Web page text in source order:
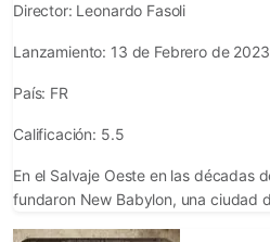
Director: Leonardo Fasoli
Lanzamiento: 13 de Febrero de 2023
País: FR
Calificación: 5.5
En el Salvaje Oeste en las décadas
fundaron New Babylon, una ciudad